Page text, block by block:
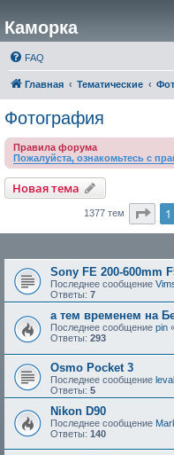
Каморка
FAQ
Главная Тематические
Фотография
Правила форума
Пожалуйста, ознакомьтесь с
Новая тема
1377 тем 1
Sony FE 200-600mm
Последнее сообщение
Ответы: 7
а тем временем на
Последнее сообщение pin
Ответы: 293
Osmo Pocket 3
Последнее сообщение
Ответы: 5
Nikon D90
Последнее сообщение
Ответы: 140